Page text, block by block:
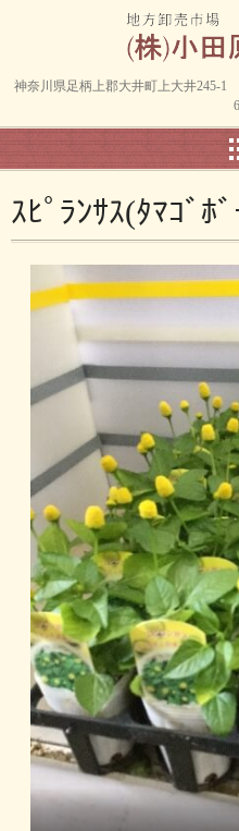
神奈川県足柄上郡大井町上大井245-1
ｽﾋﾟﾗﾝｻｽ(ﾀﾏｺﾞﾎ